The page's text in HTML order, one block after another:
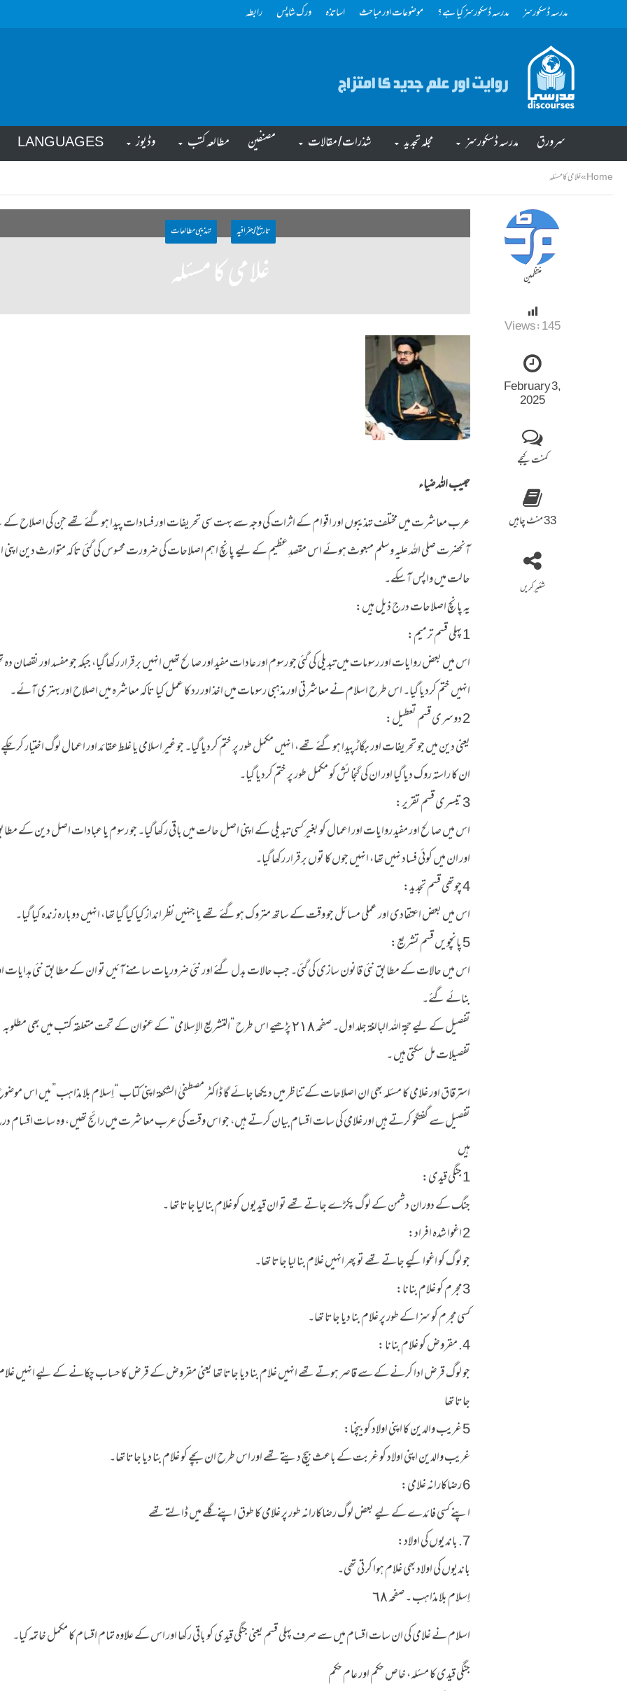
مدرسہ ڈسکورسز مدرسہ ڈسکورسز کیا ہے؟ موضوعات اور مباحث اساتذہ ورک شاپس رابطہ
سرورق مدرسہ ڈسکورسز مجلہ تجدید شذرات/ مقالات مصنفین مطالعہ کتب وڈیوز LANGUAGES
Home
»غلامی کا مسئلہ
منتظمین
Views:145
February 3,
2025
کمنت کیجے
33 منٹ چاہیں
شئیر کریں
تاریخ / جغرافیہ تہذیبی مطالعات
غلامی کا مسئلہ
حبیب اللہ ضیاء
عرب معاشرت میں مختلف تہذیبوں اور اقوام کے اثرات کی وجہ سے بہت سی تحریفات اور فسادات پیدا ہوگئے تھے جن کی اصلاح
آنحضرت صلی اللہ علیہ وسلم مبعوث ہوئے اس مقصدِ عظیم کے لیے پانچ اہم اصلاحات کی ضرورت محسوس کی گئی تاکہ متوارث دین
حالت میں واپس آ سکے۔
یہ پانچ اصلاحات درج ذیل ہیں:
1 پہلی قسم ترمیم:
اس میں بعض روایات اور رسومات میں تبدیلی کی گئی جو رسوم اور عادات مفید اور صالح تھیں انہیں برقرار رکھا گیا، جبکہ جو مفسد اور نقصان
انہیں ختم کردیا گیا۔ اس طرح اسلام نے معاشرتی اور مذہبی رسومات میں اخذ اور رد کا عمل کیا تاکہ معاشرہ میں اصلاح اور بہتری آئے۔
2 دوسری قسم تعطیل:
یعنی دین میں جو تحریفات اور بگاڑ پیدا ہوگئے تھے، انہیں مکمل طور پر ختم کردیا گیا۔ جو غیر اسلامی یا غلط عقائد اور اعمال لوگ اختیار
ان کا راستہ روک دیا گیا اور ان کی گنجائش کو مکمل طور پر ختم کردیا گیا۔
3 تیسری قسم تقریر:
اس میں صالح اور مفید روایات اور اعمال کو بغیر کسی تبدیلی کے اپنی اصل حالت میں باقی رکھا گیا۔ جو رسوم یا عبادات اصل دین کے
اور ان میں کوئی فساد نہیں تھا، انہیں جوں کا توں برقرار رکھا گیا۔
4 چوتھی قسم تجدید:
اس میں بعض اعتقادی اور عملی مسائل جو وقت کے ساتھ متروک ہوگئے تھے یا جنہیں نظر انداز کیا کیا گیا تھا، انہیں دوبارہ زندہ کیا گیا۔
5 پانچویں قسم تشریع:
اس میں حالات کے مطابق نئی قانون سازی کی گئی۔ جب حالات بدل گئے اور نئی ضروریات سامنے آئیں تو ان کے مطابق نئی ہدایات
بنائے گئے۔
تفصیل کے لیے حجۃ اللہ البالغۃ جلد اول۔ صفحہ ٢١٨ پڑھیے اس طرح “التشريع الإسلامي” کے عنوان کے تحت متعلقہ کتب میں بھی مطلوبہ
تفصیلات مل سکتی ہیں ۔
استرقاق اور غلامی کا مسئلہ بھی ان اصلاحات کے تناظر میں دیکھا جائے گا ڈاکٹر مصطفیٰ الشكعة اپنی کتاب “إسلام بلا مذاهب” میں اس
تفصیل سے گفتگو کرتے ہیں اور غلامی کی سات اقسام بیان کرتے ہیں، جو اس وقت کی عرب معاشرت میں رائج تھیں، وہ سات اقسام
ہیں
1 جنگی قیدی:
جنگ کے دوران دشمن کے لوگ پکڑے جاتے تھے تو ان قیدیوں کو غلام بنا لیا جاتا تھا ۔
2 اغوا شدہ افراد:
جو لوگ کو اغوا کیے جاتے تھے تو پھر انہیں غلام بنا لیا جاتا تھا۔
3 مجرم کو غلام بنانا:
کسی مجرم کو سزا کے طور پر غلام بنا دیا جاتا تھا۔
4. مقروض کو غلام بنانا :
جو لوگ قرض ادا کرنے کے سے قاصر ہوتے تھے انہیں غلام بنا دیا جاتا تھا یعنی مقروض کے قرض کا حساب چکانے کے لیے انہیں غلام
جاتا تھا
5 غریب والدین کا اپنی اولاد کو بیچنا:
غریب والدین اپنی اولاد کو غربت کے باعث بیچ دیتے تھے اور اس طرح ان بچے کو غلام بنا دیا جاتا تھا۔
6 رضاکارانہ غلامی:
اپنے کسی فائدے کے لیے بعض لوگ رضاکارانہ طور پر غلامی کا طوق اپنے گلے میں ڈالتے تھے
7. باندیوں کی اولاد:
باندیوں کی اولاد بھی غلام ہوا کرتی تھی۔
إسلام بلا مذاهب ۔ صفحہ ٦٨
اسلام نے غلامی کی ان سات اقسام میں سے صرف پہلی قسم یعنی جنگی قیدی کو باقی رکھا اور اس کے علاوہ تمام اقسام کا مکمل خاتمہ کیا۔
جنگی قیدی کا مسئلہ، خاص حکم اور عام حکم